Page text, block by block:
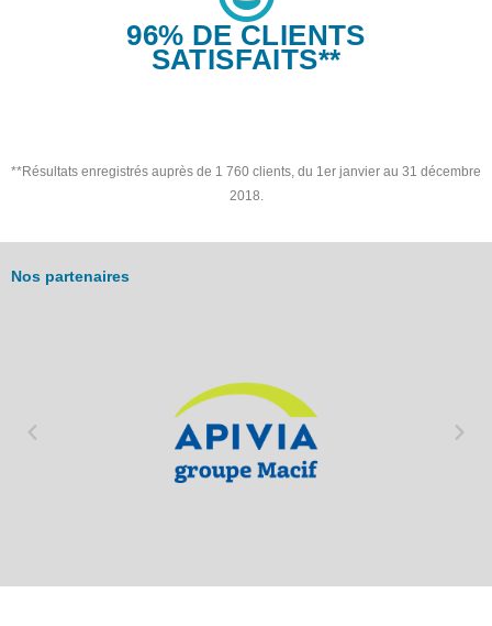
96% DE CLIENTS
SATISFAITS**
**Résultats enregistrés auprès de 1 760 clients, du 1er janvier au 31 décembre
2018.
Nos partenaires